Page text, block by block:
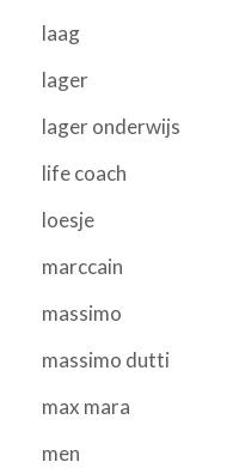
laag
lager
lager onderwijs
life coach
loesje
marccain
massimo
massimo dutti
max mara
men